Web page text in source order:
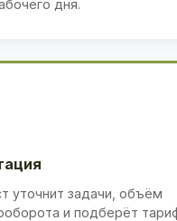
дня.
уточнит задачи, объём
и подберёт